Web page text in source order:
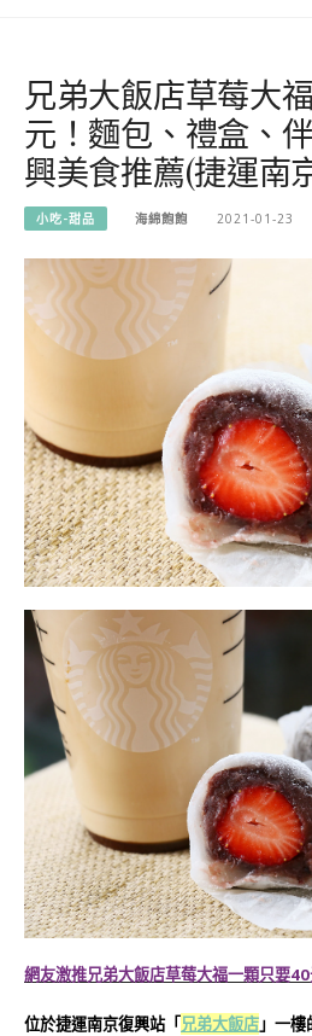
兄弟大飯店草莓大
元！麵包、禮盒、
興美食推薦(捷運南
小吃-甜品 海綿飽飽 2021-01-23
網友激推兄弟大飯店草莓大福一顆只要40
位於捷運南京復興站「兄弟大飯店」一樓